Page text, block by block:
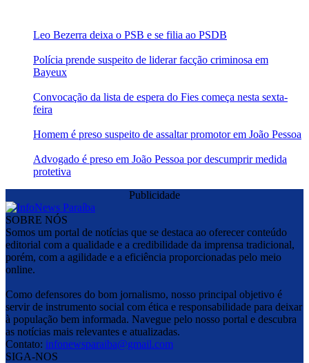
Leo Bezerra deixa o PSB e se filia ao PSDB
Polícia prende suspeito de liderar facção criminosa em
Bayeux
Convocação da lista de espera do Fies começa nesta sexta-
feira
Homem é preso suspeito de assaltar promotor em João Pessoa
Advogado é preso em João Pessoa por descumprir medida
protetiva
Publicidade
SOBRE NÓS
Somos um portal de notícias que se destaca ao oferecer conteúdo
editorial com a qualidade e a credibilidade da imprensa tradicional,
porém, com a agilidade e a eficiência proporcionadas pelo meio
online.
Como defensores do bom jornalismo, nosso principal objetivo é
servir de instrumento social com ética e responsabilidade para deixar
à população bem informada. Navegue pelo nosso portal e descubra
as notícias mais relevantes e atualizadas.
Contato: infonewsparaiba@gmail.com
SIGA-NOS